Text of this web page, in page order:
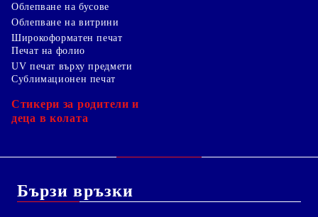
Облепване на бусове
Облепване на витрини
Широкоформатен печат
Печат на фолио
UV печат върху предмети
Сублимационен печат
Стикери за родители и
деца в колата
Бързи връзки